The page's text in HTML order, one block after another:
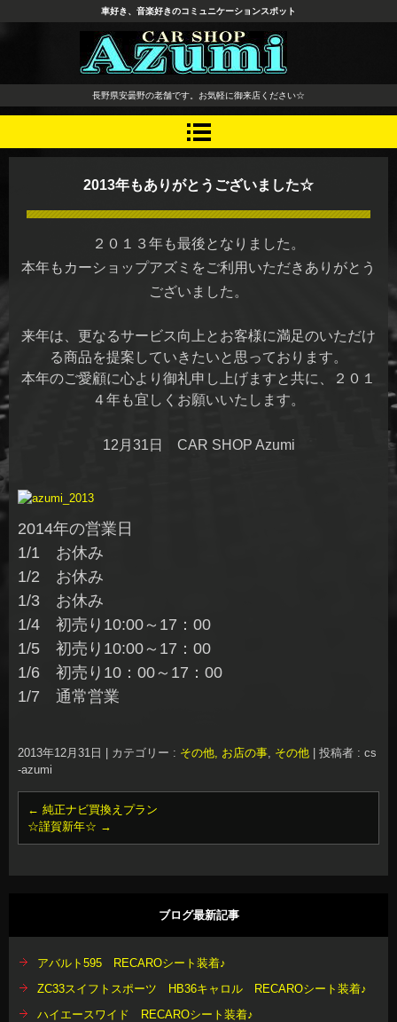
長野県 安曇野市 タイヤ ホ
イール デッドニング カーオ
ーディオ レカロシート
車好き、音楽好きのコミュニケーションスポット
長野県安曇野の老舗です。お気軽に御来店ください☆
2013年もありがとうございました☆
２０１３年も最後となりました。
本年もカーショップアズミをご利用いただきありがとう
ございました。
来年は、更なるサービス向上とお客様に満足のいただけ
る商品を提案していきたいと思っております。
本年のご愛顧に心より御礼申し上げますと共に、２０１
４年も宜しくお願いいたします。
12月31日 CAR SHOP Azumi
2014年の営業日
1/1 お休み
1/2 お休み
1/3 お休み
1/4 初売り10:00～17：00
1/5 初売り10:00～17：00
1/6 初売り10：00～17：00
1/7 通常営業
2013年12月31日 カテゴリー : その他, お店の事, その他
投稿者 : cs
-azumi
← 純正ナビ買換えプラン
☆謹賀新年☆ →
ブログ最新記事
アバルト595 RECAROシート装着♪
ZC33スイフトスポーツ HB36キャロル RECAROシート装着♪
ハイエースワイド RECAROシート装着♪